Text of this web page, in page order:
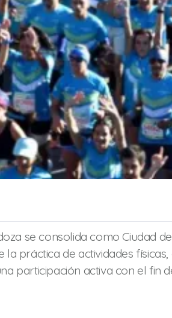
se consolida como Ciudad
la práctica de actividades
participación activa con el fin